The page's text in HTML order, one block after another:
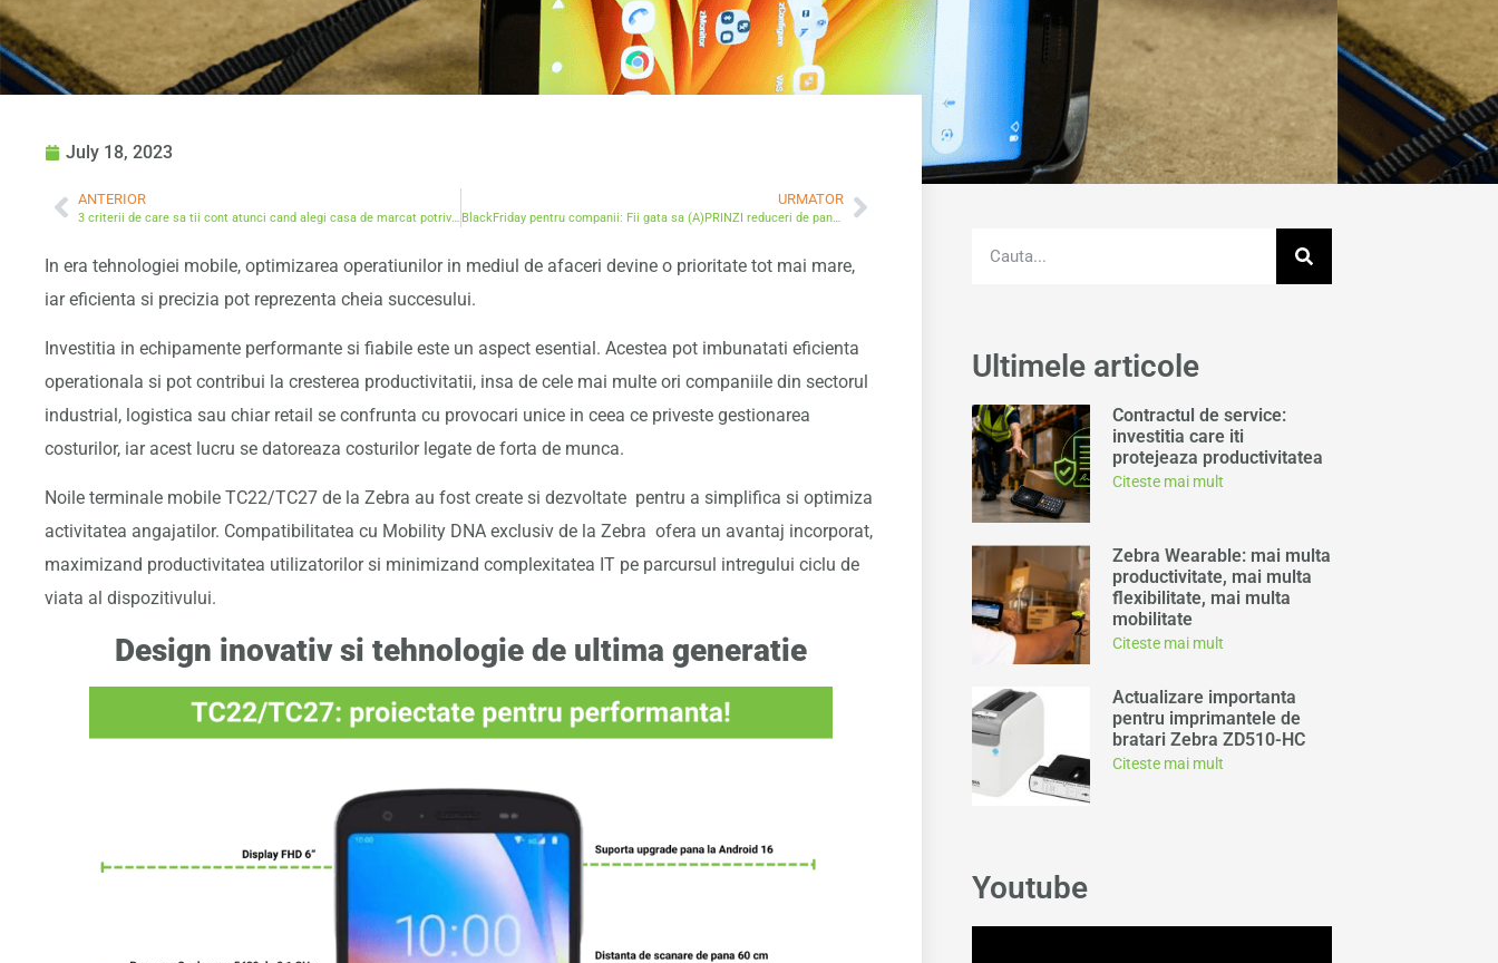
July 18, 2023
ANTERIOR
3 criterii de care sa tii cont atunci cand alegi casa de marcat potrivita afacerii tale
URMATOR
BlackFriday pentru companii: Fii gata sa (A)PRINZI reduceri de pana la 90% la cele mai performante echipamente!
In era tehnologiei mobile, optimizarea operatiunilor in mediul de afaceri devine o prioritate tot mai mare,
iar eficienta si precizia pot reprezenta cheia succesului.
Investitia in echipamente performante si fiabile este un aspect esential. Acestea pot imbunatati eficienta
operationala si pot contribui la cresterea productivitatii, insa de cele mai multe ori companiile din sectorul
industrial, logistica sau chiar retail se confrunta cu provocari unice in ceea ce priveste gestionarea
costurilor, iar acest lucru se datoreaza costurilor legate de forta de munca.
Noile terminale mobile TC22/TC27 de la Zebra au fost create si dezvoltate pentru a simplifica si optimiza
activitatea angajatilor. Compatibilitatea cu Mobility DNA exclusiv de la Zebra ofera un avantaj incorporat,
maximizand productivitatea utilizatorilor si minimizand complexitatea IT pe parcursul intregului ciclu de
viata al dispozitivului.
Design inovativ si tehnologie de ultima generatie
Ultimele articole
Contractul de service:
investitia care iti
protejeaza productivitatea
Citeste mai mult
Zebra Wearable: mai multa
productivitate, mai multa
flexibilitate, mai multa
mobilitate
Citeste mai mult
Actualizare importanta
pentru imprimantele de
bratari Zebra ZD510-HC
Citeste mai mult
Youtube